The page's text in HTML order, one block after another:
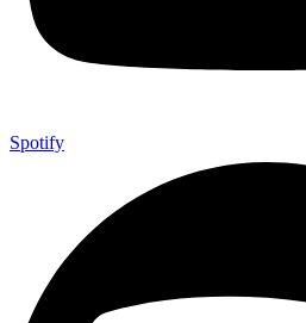
Spotify